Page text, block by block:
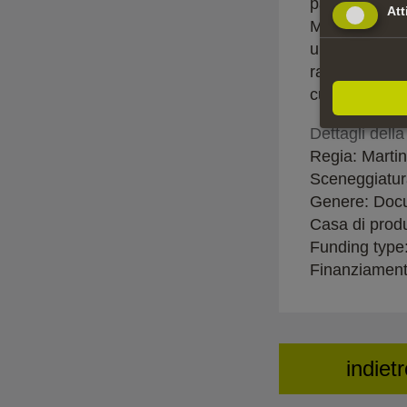
passione
Manabu è
un equilibrio
racconta la
culturali.
Dettagli
Regia:
Genere:
Casa di
Funding